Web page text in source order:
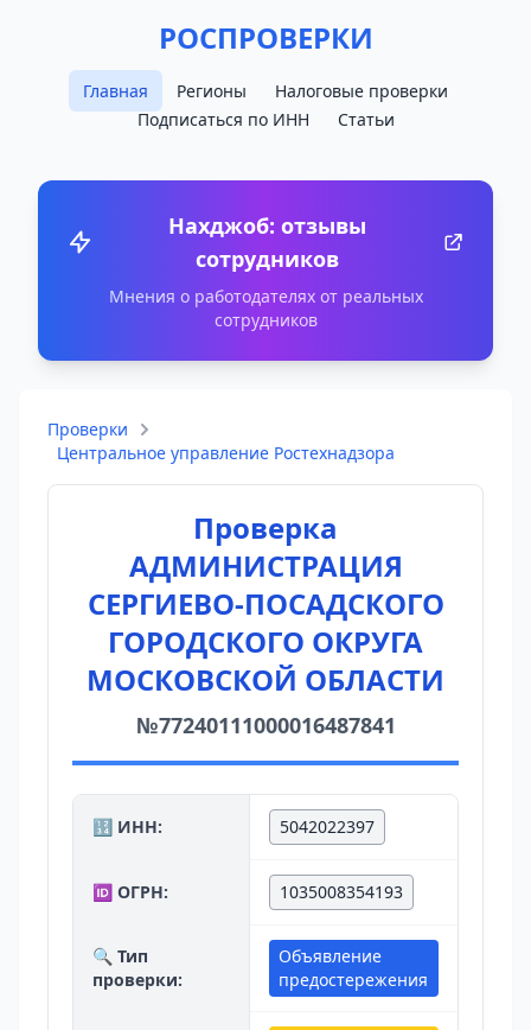
РОСПРОВЕРКИ
Главная Регионы
Налоговые проверки
Подписаться по ИНН
Статьи
Нахджоб: отзывы
сотрудников
Мнения о работодателях от реальных
сотрудников
Проверки
Центральное управление Ростехнадзора
Проверка
АДМИНИСТРАЦИЯ
СЕРГИЕВО-ПОСАДСКОГО
ГОРОДСКОГО ОКРУГА
МОСКОВСКОЙ ОБЛАСТИ
№77240111000016487841
🔢 ИНН: 5042022397
🆔 ОГРН: 1035008354193
🔍 Тип
проверки:
Объявление
предостережения